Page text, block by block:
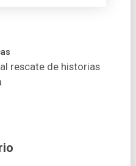
rescate de historias